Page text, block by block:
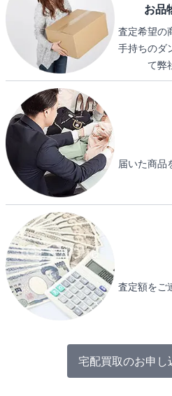
お品
査定希望の
手持ちのダ
て弊
届いた商品
査定額をご
宅配買取のお申し